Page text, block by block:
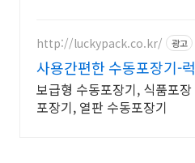
http://luckypack.co.kr/ 광고
사용간편한 수동포장기-
보급형 수동포장기, 식품포
포장기, 열판 수동포장기